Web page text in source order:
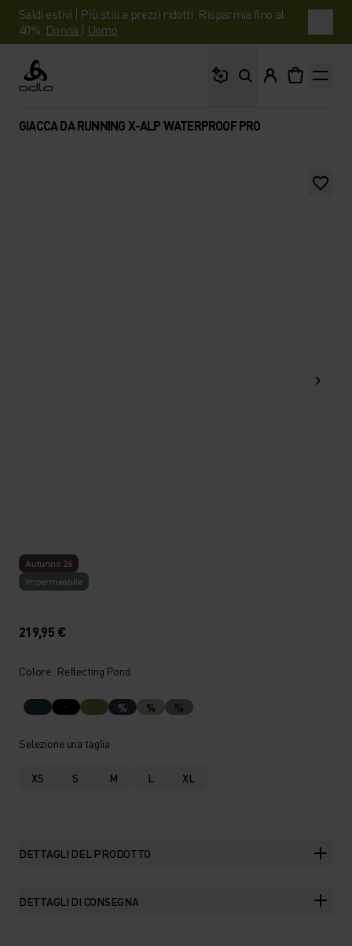
Saldi estivi | Più stili a prezzi ridotti. Risparmia fino al
40%. Donna | Uomo
Odlo
GIACCA DA RUNNING X-ALP WATERPROOF PRO
Autunno 26
Impermeabile
219,95 €
Colore: Reflecting Pond
% % %
Selezione una taglia
XS S M L XL
DETTAGLI DEL PRODOTTO
DETTAGLI DI CONSEGNA